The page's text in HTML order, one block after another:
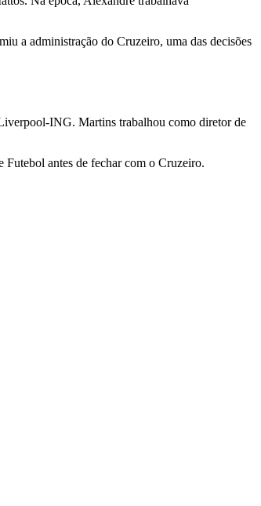
a administração do Cruzeiro, uma das decisões
ING. Martins trabalhou como diretor de
antes de fechar com o Cruzeiro.